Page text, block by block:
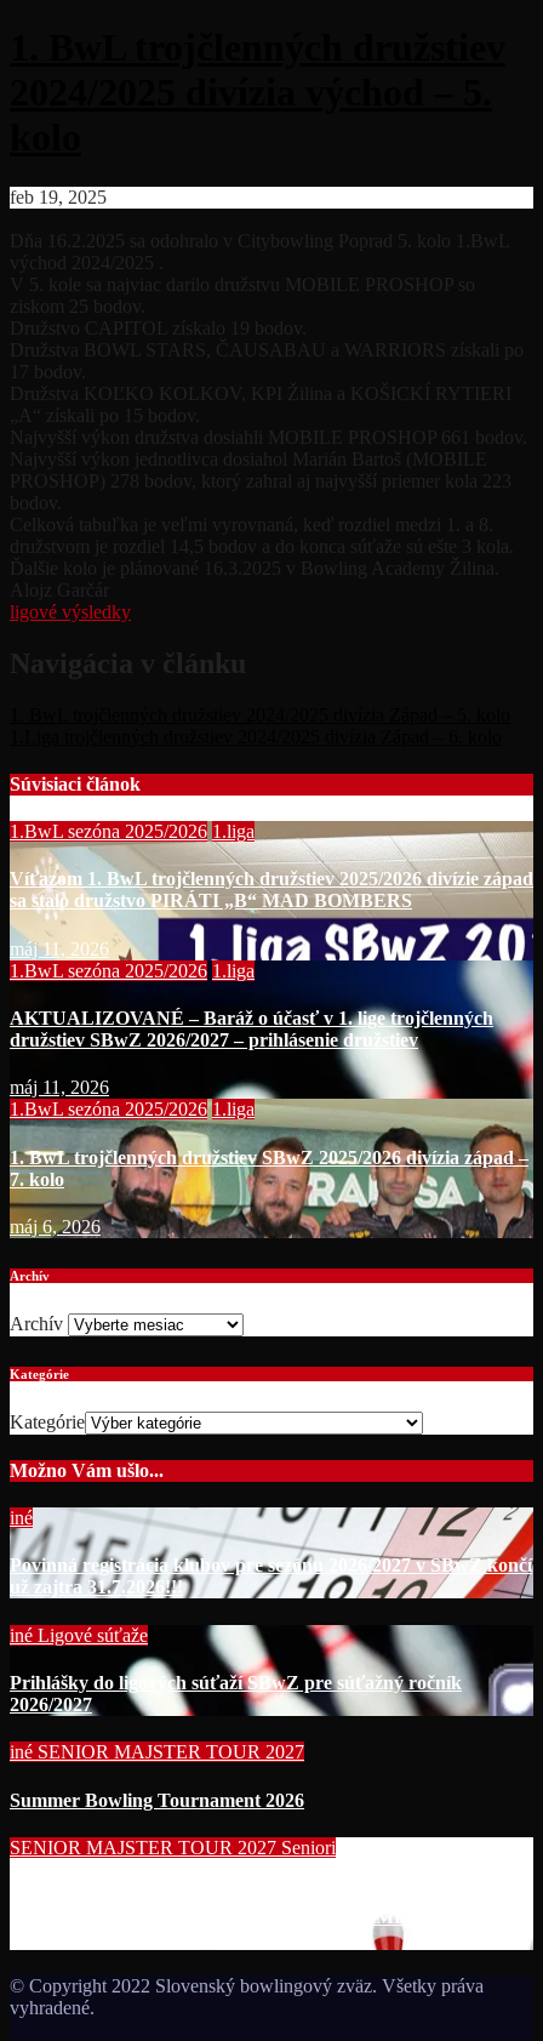
feb 19, 2025
Dňa 16.2.2025 sa odohralo v Citybowling Poprad 5. kolo 1.BwL
východ 2024/2025 .
V 5. kole sa najviac darilo družstvu MOBILE PROSHOP so
ziskom 25 bodov.
Družstvo CAPITOL získalo 19 bodov.
Družstva BOWL STARS, ČAUSABAU a WARRIORS získali po
17 bodov.
Družstva KOĽKO KOLKOV, KPI Žilina a KOŠICKÍ RYTIERI
„A“ získali po 15 bodov.
Najvyšší výkon družstva dosiahli MOBILE PROSHOP 661 bodov.
Najvyšší výkon jednotlivca dosiahol Marián Bartoš (MOBILE
PROSHOP) 278 bodov, ktorý zahral aj najvyšší priemer kola 223
bodov.
Celková tabuľka je veľmi vyrovnaná, keď rozdiel medzi 1. a 8.
družstvom je rozdiel 14,5 bodov a do konca súťaže sú ešte 3 kola.
Ďalšie kolo je plánované 16.3.2025 v Bowling Academy Žilina.
Alojz Garčár
ligové výsledky
Navigácia v článku
Súvisiaci článok
1.BwL sezóna 2025/2026 1.liga
Víťazom 1. BwL trojčlenných družstiev 2025/2026 divízie západ
sa stalo družstvo PIRÁTI „B“ MAD BOMBERS
máj 11, 2026
1.BwL sezóna 2025/2026 1.liga
AKTUALIZOVANÉ – Baráž o účasť v 1. lige trojčlenných
družstiev SBwZ 2026/2027 – prihlásenie družstiev
máj 11, 2026
1.BwL sezóna 2025/2026 1.liga
1. BwL trojčlenných družstiev SBwZ 2025/2026 divízia západ –
7. kolo
máj 6, 2026
Archív
Archív
Kategórie
Kategórie
Možno Vám ušlo...
iné
Povinná registrácia klubov pre sezónu 2026/2027 v SBwZ končí
už zajtra 31.7.2026!!!
iné Ligové súťaže
Prihlášky do ligových súťaží SBwZ pre súťažný ročník
2026/2027
iné SENIOR MAJSTER TOUR 2027
Summer Bowling Tournament 2026
SENIOR MAJSTER TOUR 2027 Seniori
MS seniorov 2027 v Thajsku turnajom SUMMER BOWLING
© Copyright 2022 Slovenský bowlingový zväz. Všetky práva
vyhradené.